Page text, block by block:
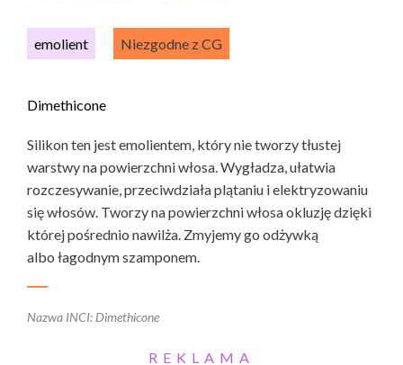
emolient Niezgodne z CG
Dimethicone
Silikon ten jest emolientem, który nie tworzy tłustej
warstwy na powierzchni włosa. Wygładza, ułatwia
rozczesywanie, przeciwdziała plątaniu i elektryzowaniu
się włosów. Tworzy na powierzchni włosa okluzję dzięki
której pośrednio nawilża. Zmyjemy go odżywką
albo łagodnym szamponem.
Nazwa INCI: Dimethicone
REKLAMA